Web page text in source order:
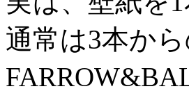
通常は3本か